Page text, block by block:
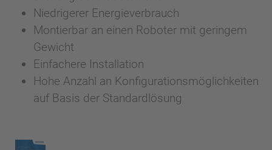
Niedrigerer Energieverbrauch
Montierbar an einen Roboter mit geringem
Gewicht
Einfachere Installation
Hohe Anzahl an Konfigurationsmöglichkeiten
auf Basis der Standardlösung